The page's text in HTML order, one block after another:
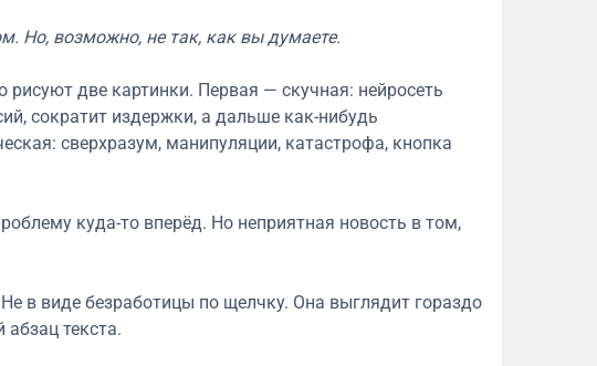
Но, возможно, не так, как вы думаете.
рисуют две картинки. Первая — скучная: нейросеть
сократит издержки, а дальше как-нибудь
сверхразум, манипуляции, катастрофа, кнопка
куда-то вперёд. Но неприятная новость в том,
в виде безработицы по щелчку. Она выглядит гораздо
текста.